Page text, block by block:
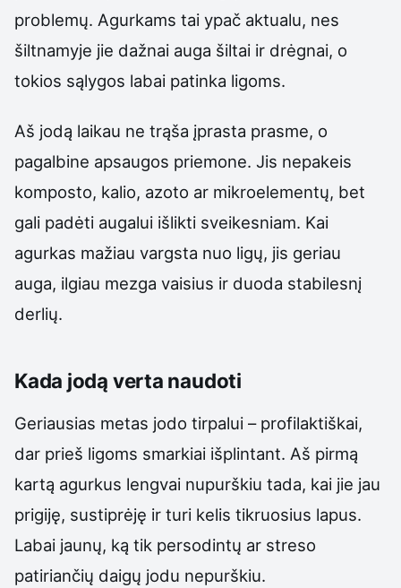
problemų. Agurkams tai ypač aktualu, nes
šiltnamyje jie dažnai auga šiltai ir drėgnai, o
tokios sąlygos labai patinka ligoms.
Aš jodą laikau ne trąša įprasta prasme, o
pagalbine apsaugos priemone. Jis nepakeis
komposto, kalio, azoto ar mikroelementų, bet
gali padėti augalui išlikti sveikesniam. Kai
agurkas mažiau vargsta nuo ligų, jis geriau
auga, ilgiau mezga vaisius ir duoda stabilesnį
derlių.
Kada jodą verta naudoti
Geriausias metas jodo tirpalui – profilaktiškai,
dar prieš ligoms smarkiai išplintant. Aš pirmą
kartą agurkus lengvai nupurškiu tada, kai jie jau
prigiję, sustiprėję ir turi kelis tikruosius lapus.
Labai jaunų, ką tik persodintų ar streso
patiriančių daigų jodu nepurškiu.